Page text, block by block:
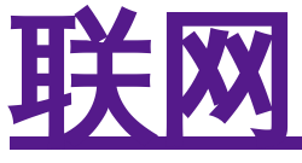
联